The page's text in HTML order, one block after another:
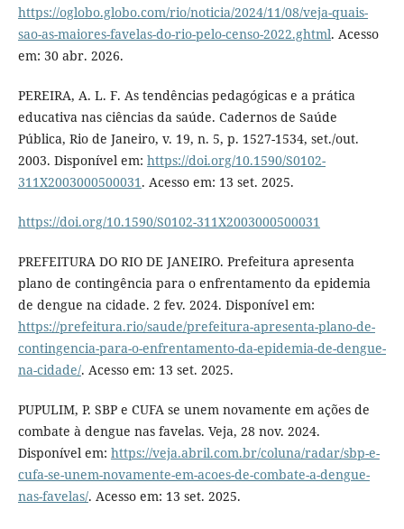
https://oglobo.globo.com/rio/noticia/2024/11/08/veja-quais-
sao-as-maiores-favelas-do-rio-pelo-censo-2022.ghtml. Acesso
em: 30 abr. 2026.
PEREIRA, A. L. F. As tendências pedagógicas e a prática
educativa nas ciências da saúde. Cadernos de Saúde
Pública, Rio de Janeiro, v. 19, n. 5, p. 1527-1534, set./out.
2003. Disponível em: https://doi.org/10.1590/S0102-
311X2003000500031 . Acesso em: 13 set. 2025.
https://doi.org/10.1590/S0102-311X2003000500031
PREFEITURA DO RIO DE JANEIRO. Prefeitura apresenta
plano de contingência para o enfrentamento da epidemia
de dengue na cidade. 2 fev. 2024. Disponível em:
https://prefeitura.rio/saude/prefeitura-apresenta-plano-de-
contingencia-para-o-enfrentamento-da-epidemia-de-dengue-
na-cidade/. Acesso em: 13 set. 2025.
PUPULIM, P. SBP e CUFA se unem novamente em ações de
combate à dengue nas favelas. Veja, 28 nov. 2024.
Disponível em: https://veja.abril.com.br/coluna/radar/sbp-e-
cufa-se-unem-novamente-em-acoes-de-combate-a-dengue-
nas-favelas/. Acesso em: 13 set. 2025.